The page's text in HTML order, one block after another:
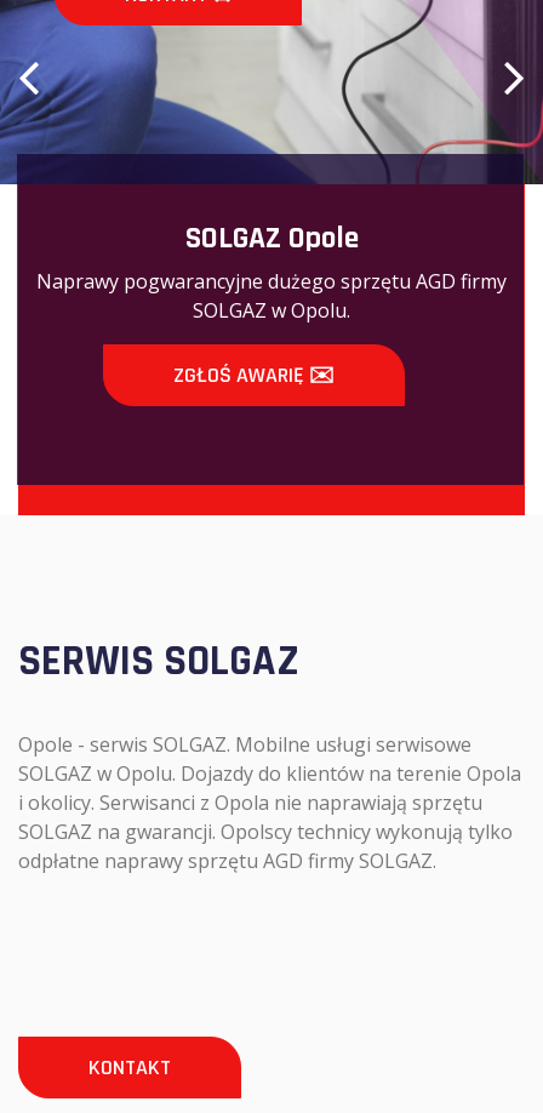
SOLGAZ Opole
Naprawy pogwarancyjne dużego sprzętu AGD firmy
SOLGAZ w Opolu.
ZGŁOŚ AWARIĘ ✉️
SERWIS SOLGAZ
Opole - serwis SOLGAZ. Mobilne usługi serwisowe
SOLGAZ w Opolu. Dojazdy do klientów na terenie Opola
i okolicy. Serwisanci z Opola nie naprawiają sprzętu
SOLGAZ na gwarancji. Opolscy technicy wykonują tylko
odpłatne naprawy sprzętu AGD firmy SOLGAZ.
KONTAKT